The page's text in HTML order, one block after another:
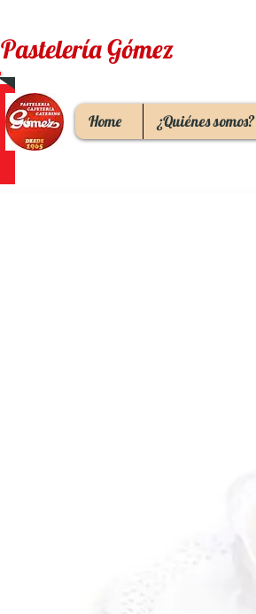
Pastelería Gómez
Home ¿Quiénes somos?